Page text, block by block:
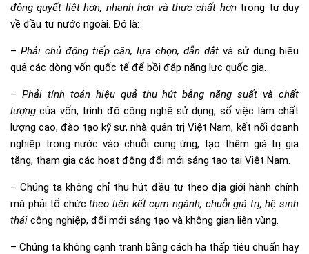
động quyết liệt hơn, nhanh hơn và thực chất hơntrong tư duy
về đầu tư nước ngoài. Đó là:
– Phải chủ động tiếp cận, lựa chọn, dẫn dắt và sử dụng hiệu
quả các dòng vốn quốc tế để bồi đắp năng lực quốc gia.
– Phải tính toán hiệu quả thu hút bằng năng suất và chất
lượng của vốn, trình độ công nghệ sử dụng, số việc làm chất
lượng cao, đào tạo kỹ sư, nhà quản trị Việt Nam, kết nối doanh
nghiệp trong nước vào chuỗi cung ứng, tạo thêm giá trị gia
tăng, tham gia các hoạt động đổi mới sáng tạo tại Việt Nam.
– Chúng ta không chỉ thu hút đầu tư theo địa giới hành chính
mà phải tổ chứctheo liên kết cụm ngành, chuỗi giá trị, hệ sinh
thái công nghiệp, đổi mới sáng tạo và không gian liên vùng.
– Chúng ta không cạnh tranh bằng cách hạ thấp tiêu chuẩn hay